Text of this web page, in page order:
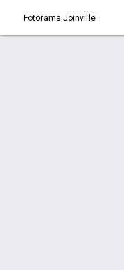
Fotorama Joinville